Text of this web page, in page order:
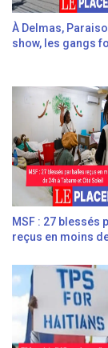
À Delmas,
show, les gangs
MSF : 27 blessés
reçus en moins